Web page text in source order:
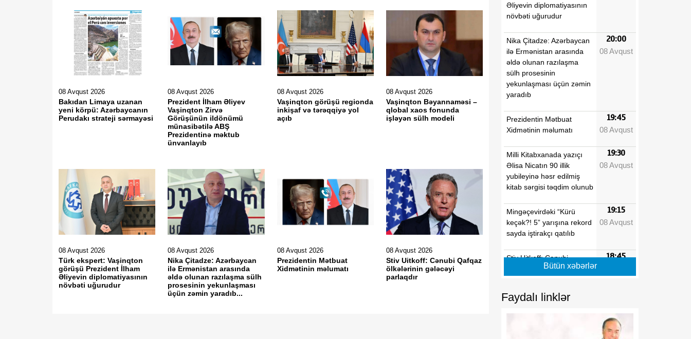
08 Avqust 2026
Bakıdan Limaya uzanan
yeni körpü: Azərbaycanın
Perudakı strateji sərmayəsi
08 Avqust 2026
Prezident İlham Əliyev
Vaşinqton Zirvə
Görüşünün ildönümü
münasibətilə ABŞ
Prezidentinə məktub
ünvanlayıb
08 Avqust 2026
Vaşinqton görüşü regionda
inkişaf və tərəqqiyə yol
açıb
08 Avqust 2026
Vaşinqton Bəyannaməsi –
qlobal xaos fonunda
işləyən sülh modeli
08 Avqust 2026
Türk ekspert: Vaşinqton
görüşü Prezident İlham
Əliyevin diplomatiyasının
növbəti uğurudur
08 Avqust 2026
Nika Çitadze: Azərbaycan
ilə Ermənistan arasında
əldə olunan razılaşma sülh
prosesinin yekunlaşması
üçün zəmin yaradıb...
08 Avqust 2026
Prezidentin Mətbuat
Xidmətinin məlumatı
08 Avqust 2026
Stiv Uitkoff: Cənubi Qafqaz
ölkələrinin gələcəyi
parlaqdır
Əliyevin diplomatiyasının
növbəti uğurudur
Nika Çitadze: Azərbaycan
ilə Ermənistan arasında
əldə olunan razılaşma
sülh prosesinin
yekunlaşması üçün zəmin
yaradıb
20:00
08 Avqust
Prezidentin Mətbuat
Xidmətinin məlumatı
19:45
08 Avqust
Milli Kitabxanada yazıçı
Əlisa Nicatın 90 illik
yubileyinə həsr edilmiş
kitab sərgisi təqdim olunub
19:30
08 Avqust
Mingəçevirdəki “Kürü
keçək?! 5” yarışına rekord
sayda iştirakçı qatılıb
19:15
08 Avqust
Stiv Uitkoff: Cənubi
Qafqaz ölkələrinin
18:45
Azərbaycanın strateji
baxışı Cənubi Qafqazın
08 Avqust
Bütün xəbərlər
Faydalı linklər